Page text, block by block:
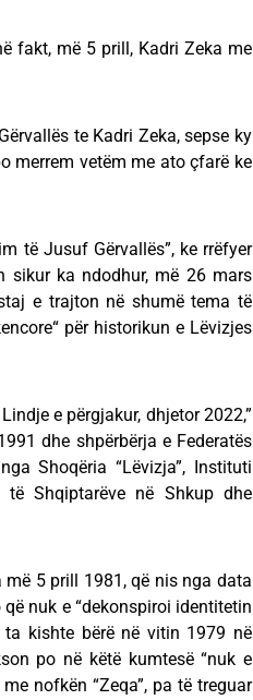
fakt, më 5 prill, Kadri Zeka me
te Kadri Zeka, sepse ky
merrem vetëm me ato çfarë ke
të Jusuf Gërvallës”, ke rrëfyer
sikur ka ndodhur, më 26 mars
e trajton në shumë tema të
për historikun e Lëvizjes
e përgjakur, dhjetor 2022,”
dhe shpërbërja e Federatës
Shoqëria “Lëvizja”, Instituti
të Shqiptarëve në Shkup dhe
më 5 prill 1981, që nis nga data
nuk e “dekonspiroi identitetin
kishte bërë në vitin 1979 në
po në këtë kumtesë “nuk e
nofkën “Zeqa”, pa të treguar